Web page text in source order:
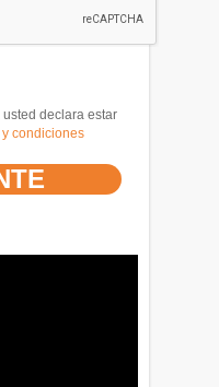
declara estar
condiciones